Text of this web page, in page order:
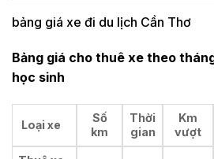
bảng giá xe đi du lịch Cần Thơ
Bảng giá cho thuê xe theo
học sinh
Loại xe
Số
km
Thời
gian
Km
vượt